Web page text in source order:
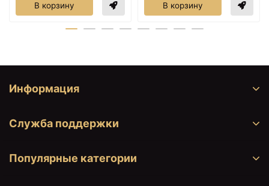
Aquanet Nota 100
58 281220 Белая
В корзину В корзину
Информация
Служба поддержки
Популярные категории